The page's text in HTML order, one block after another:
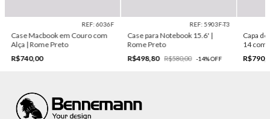
REF: 6036F
Case Macbook em Couro com
Alça | Rome Preto
R$740,00
REF: 5903F-T3
Case para Notebook 15.6' |
Rome Preto
R$498,80
R$580,00 -14%OFF
Capa
14 com